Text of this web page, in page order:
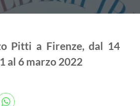
Pitti a Firenze, dal 14
al 6 marzo 2022